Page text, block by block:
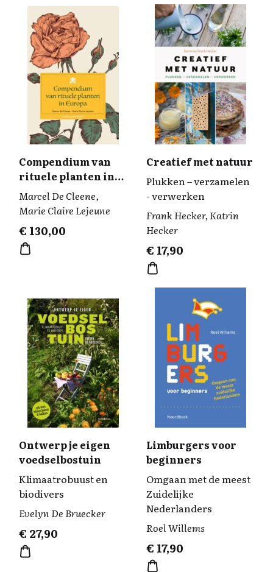
Compendium van
rituele planten in
Europa
Marcel De Cleene,
Marie Claire Lejeune
€ 130,00
Creatief met natuur
Plukken – verzamelen
- verwerken
Frank Hecker, Katrin
Hecker
€ 17,90
Ontwerp je eigen
voedselbostuin
Klimaatrobuust en
biodivers
Evelyn De Bruecker
€ 27,90
Limburgers voor
beginners
Omgaan met de meest
Zuidelijke
Nederlanders
Roel Willems
€ 17,90